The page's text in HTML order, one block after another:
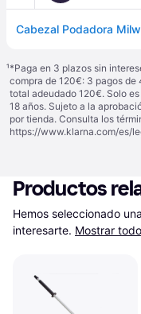
¹*Paga en 3 plazos sin
compra de 120€: 3 pagos de
total adeudado 120€. Solo
18 años. Sujeto a la
por tienda. Consulta los
https://www.klarna.com/es/
Productos
Hemos seleccionado
interesarte. Mostrar todo